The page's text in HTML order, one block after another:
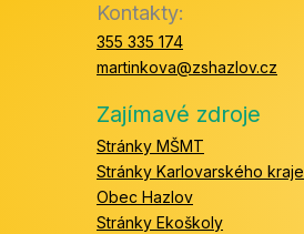
Kontakty:
355 335 174
martinkova@zshazlov.cz
Zajímavé zdroje
Stránky MŠMT
Stránky Karlovarského kraje
Obec Hazlov
Stránky Ekoškoly